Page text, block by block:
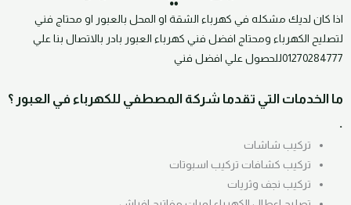
اذا كان لديك مشكله في كهرباء الشقة او المحل بالعبور او محتاج فني
لتصليح الكهرباء ومحتاج افضل فني كهرباء العبور بادر بالاتصال بنا علي
01270284777للحصول علي افضل فني
ما الخدمات التي تقدما شركة المصطفي للكهرباء في العبور ؟
.
تركيب شاشات
تركيب كشافات تركيب اسبوتات
تركيب نجف وثريات